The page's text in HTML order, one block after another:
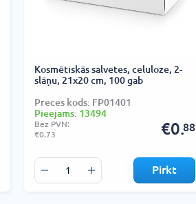
Kosmētiskās salvetes, celuloze, 2-
slāņu, 21x20 cm, 100 gab
Preces kods: FP01401
Pieejams: 13494
Bez PVN:
€0.73
€0.88
Pirkt